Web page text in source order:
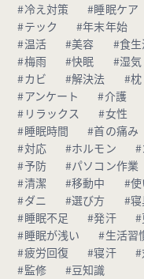
#冷え対策 #睡眠ケア
#テック
#年末年始
#温活
#美容 #食
#梅雨
#快眠 #湿気
#カビ
#解決法 #枕
#アンケート
#介護
#リラックス
#女性
#睡眠時間
#首の痛み
#対応
#ホルモン #
#予防
#パソコン作業
#清潔
#移動中 #
#ダニ
#選び方 #
#睡眠不足
#発汗
#睡眠が浅い
#生活習
#疲労回復
#寝汗 #
#監修
#豆知識